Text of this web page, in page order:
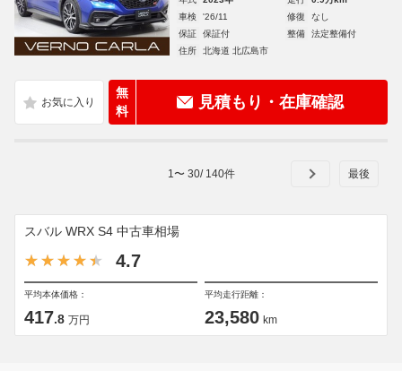
車検
'26/11 修復
なし
保証
保証付 整備
法定整備付
住所
北海道 北広島市
無
料
見積もり・在庫確認
1 〜 30/ 140件
スバル WRX S4 中古車相場
4.7
平均本体価格：
417.8 万円
平均走行距離：
23,580 km